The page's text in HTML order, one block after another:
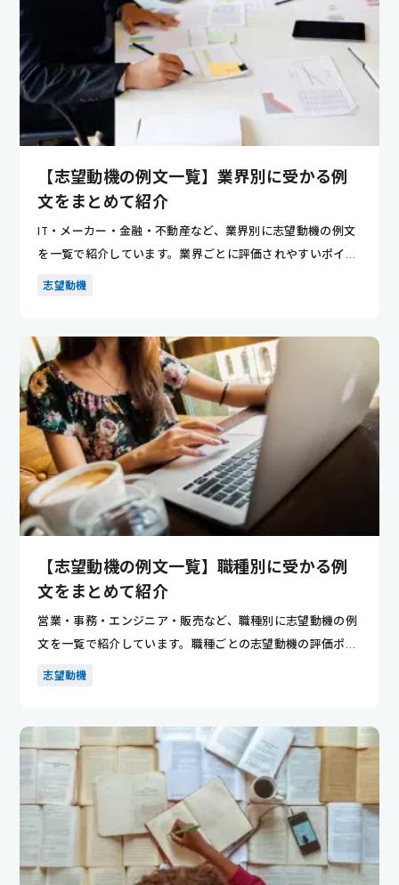
【志望動機の例文一覧】業界別に受かる例
文をまとめて紹介
IT・メーカー・金融・不動産など、業界別に志望動機の例文
を一覧で紹介しています。業界ごとに評価されやすいポイン
トが分かり...
志望動機
【志望動機の例文一覧】職種別に受かる例
文をまとめて紹介
営業・事務・エンジニア・販売など、職種別に志望動機の例
文を一覧で紹介しています。職種ごとの志望動機の評価ポイ
ントが分かり...
志望動機